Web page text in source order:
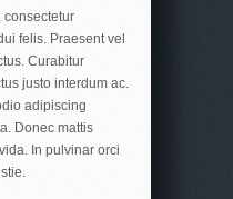
consectetur
felis. Praesent vel
Curabitur
justo interdum ac.
adipiscing
Donec mattis
In pulvinar orci